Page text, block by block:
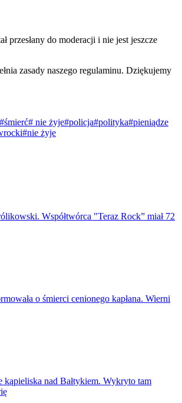
przesłany do moderacji i nie jest jeszcze
zasady naszego regulaminu. Dziękujemy
#śmierć# nie żyje#policja#polityka#pieniądze
#nie żyje
Współtwórca "Teraz Rock” miał 72
o śmierci cenionego kapłana. Wierni
kąpieliska nad Bałtykiem. Wykryto tam